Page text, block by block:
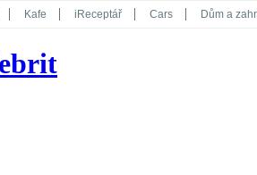
Kafe iReceptář Cars Dům a